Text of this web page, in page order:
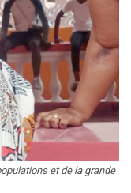
et de la grande